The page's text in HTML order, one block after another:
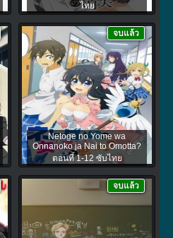
ไทย
Netoge no Yome wa
Onnanoko ja Nai to Omotta?
ตอนที่ 1-12 ซับไทย
จบแล้ว
จบแล้ว